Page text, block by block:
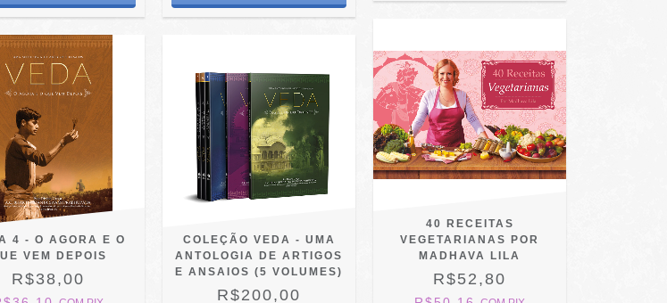
4 - O AGORA E O
VEM DEPOIS
R$38,00
COLEÇÃO VEDA - UMA
ANTOLOGIA DE ARTIGOS
E ANSAIOS (5 VOLUMES)
R$200,00
40 RECEITAS
VEGETARIANAS POR
MADHAVA LILA
R$52,80